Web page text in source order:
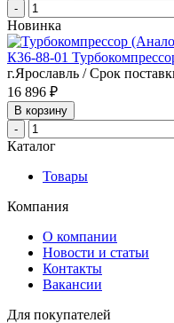
-
Новинка
К36-88-01
г.Ярославль / Срок
16 896 ₽
В корзину
-
Каталог
Товары
Компания
О компании
Новости и статьи
Контакты
Вакансии
Для покупателей